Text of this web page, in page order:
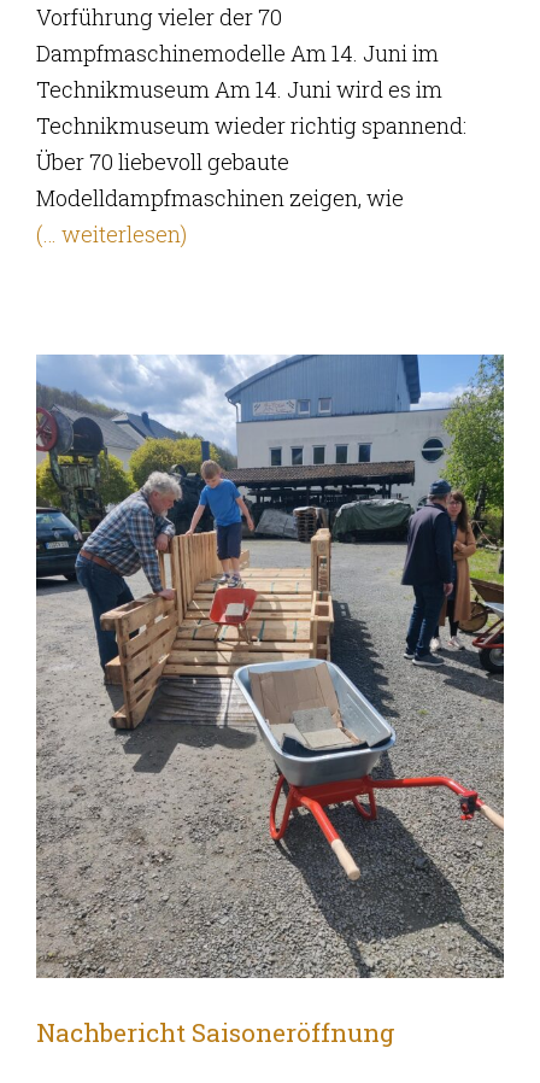
Vorführung vieler der 70
Dampfmaschinemodelle Am 14. Juni im
Technikmuseum Am 14. Juni wird es im
Technikmuseum wieder richtig spannend:
Über 70 liebevoll gebaute
Modelldampfmaschinen zeigen, wie
(… weiterlesen)
Nachbericht Saisoneröffnung